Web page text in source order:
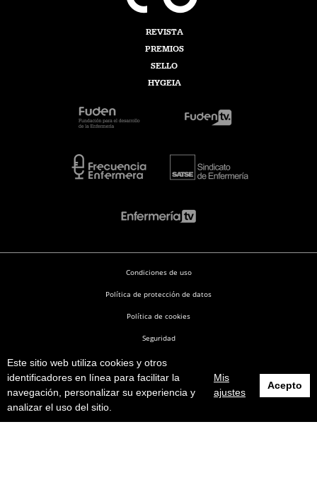
Este sitio web utiliza cookies y otros
identificadores en línea para facilitar la
navegación, personalizar su experiencia y
analizar el uso del sitio.
Mis
ajustes
Acepto
REVISTA
PREMIOS
SELLO
HYGEIA
Enfermería en Desarrollo © 2026
Condiciones de uso
Política de protección de datos
Política de cookies
Seguridad